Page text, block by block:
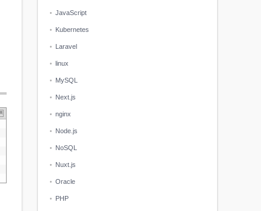
JavaScript
Kubernetes
Laravel
linux
MySQL
Next.js
nginx
Node.js
NoSQL
Nuxt.js
Oracle
PHP